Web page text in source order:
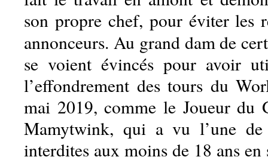
son propre chef, pour éviter les
annonceurs. Au grand dam de
se voient évincés pour avoir
l’effondrement des tours du
mai 2019, comme le Joueur du
Mamytwink, qui a vu l’une de
interdites aux moins de 18 ans